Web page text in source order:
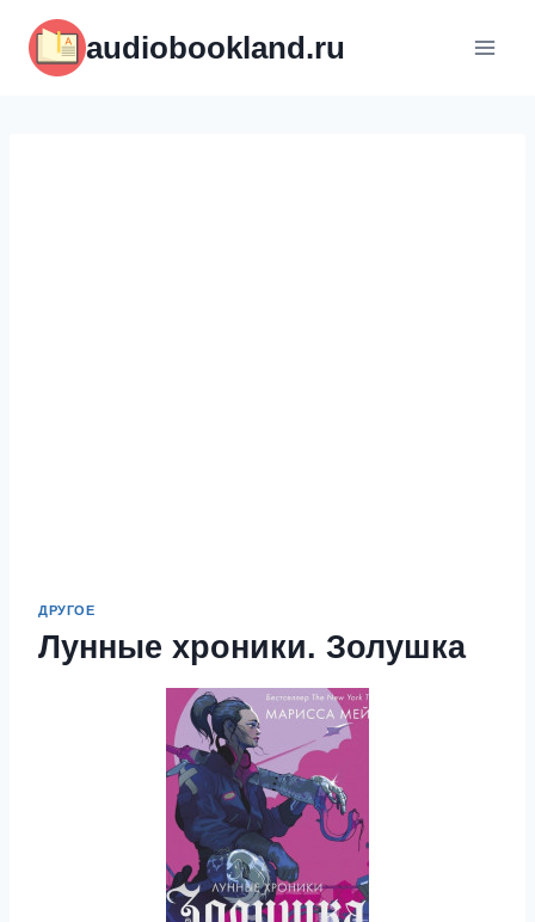
содержимому
audiobookland.ru
ДРУГОЕ
Лунные хроники. Золушка